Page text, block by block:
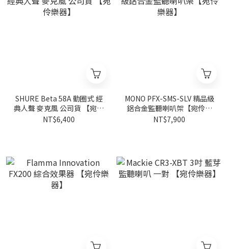
SHURE Beta 58A 動圈式 經
典人聲 麥克風 公司貨 【宛伶
樂器】
NT$6,400
MONO PFX-SMS-SLV 精品級
鋁合金監聽喇叭架【宛伶樂
器】
NT$7,900